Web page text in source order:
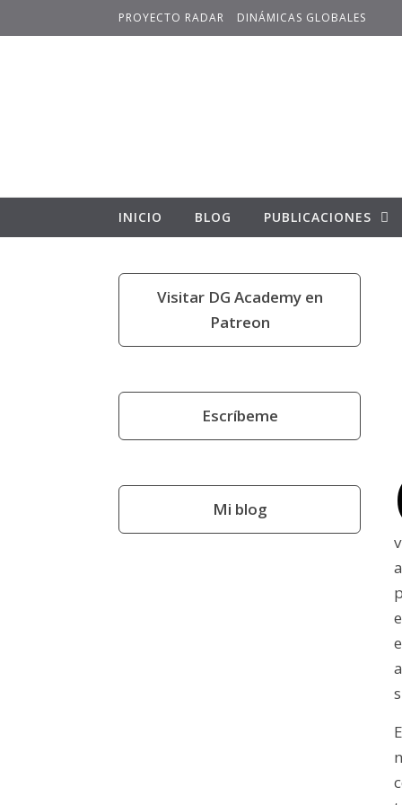
PROYECTO RADAR DINÁMICAS GLOBALES
INICIO BLOG PUBLICACIONES
Visitar DG Academy en
Patreon
Escríbeme
Mi blog